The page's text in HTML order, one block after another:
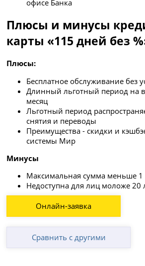
офисе Банка
Плюсы и минусы
карты «115 дней без
Плюсы:
Бесплатное обслуживание без
Длинный льготный период на
месяц
Льготный период
снятия и переводы
Преимущества - скидки и
системы Мир
Минусы
Максимальная сумма меньше 1
Недоступна для лиц моложе 20
Онлайн-заявка
Сравнить с другими